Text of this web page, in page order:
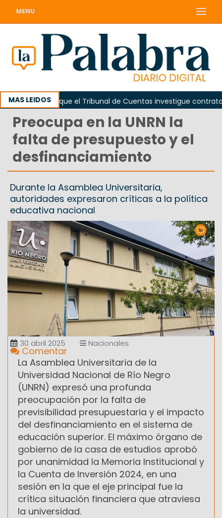
MENU
MAS LEIDOS
Piden que el Tribunal de Cuentas investigue contratación
Preocupa en la UNRN la
falta de presupuesto y el
desfinanciamiento
Durante la Asamblea Universitaria,
autoridades expresaron críticas a la política
educativa nacional
30 abril 2025 Nacionales
Comentar
La Asamblea Universitaria de la
Universidad Nacional de Río Negro
(UNRN) expresó una profunda
preocupación por la falta de
previsibilidad presupuestaria y el impacto
del desfinanciamiento en el sistema de
educación superior. El máximo órgano de
gobierno de la casa de estudios aprobó
por unanimidad la Memoria Institucional y
la Cuenta de Inversión 2024, en una
sesión en la que el eje principal fue la
crítica situación financiera que atraviesa
la universidad.